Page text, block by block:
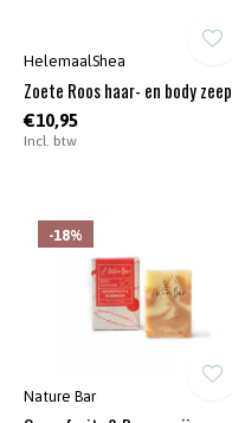
HelemaalShea
Zoete Roos haar- en body zeep
€10,95
Incl. btw
-18%
Nature Bar